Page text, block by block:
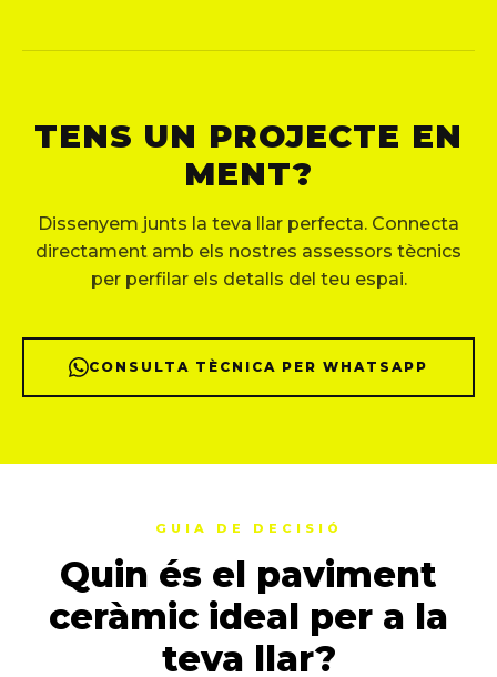
TENS UN PROJECTE EN
MENT?
Dissenyem junts la teva llar perfecta. Connecta
directament amb els nostres assessors tècnics
per perfilar els detalls del teu espai.
CONSULTA TÈCNICA PER WHATSAPP
GUIA DE DECISIÓ
Quin és el paviment
ceràmic ideal per a la
teva llar?